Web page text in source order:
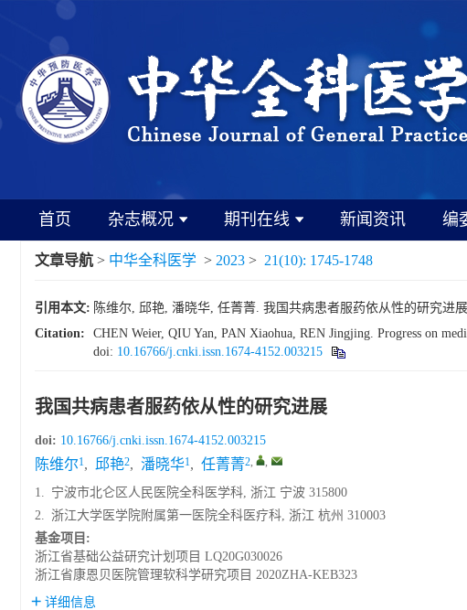
首页 杂志概况 期刊在线 新闻资讯 编
文章导航 > 中华全科医学 > 2023 > 21(10): 1745-1748
引用本文: 陈维尔, 邱艳, 潘晓华, 任菁菁. 我国共病患者服药依从性的研究进
Citation:
CHEN Weier, QIU Yan, PAN Xiaohua, REN Jingjing. Progress on
doi: 10.16766/j.cnki.issn.1674-4152.003215
我国共病患者服药依从性的研究进展
doi: 10.16766/j.cnki.issn.1674-4152.003215
陈维尔1, 邱艳2, 潘晓华1, 任菁菁2, ,
1. 宁波市北仑区人民医院全科医学科, 浙江 宁波 315800
2. 浙江大学医学院附属第一医院全科医疗科, 浙江 杭州 310003
基金项目:
浙江省基础公益研究计划项目 LQ20G030026
浙江省康恩贝医院管理软科学研究项目 2020ZHA-KEB323
详细信息